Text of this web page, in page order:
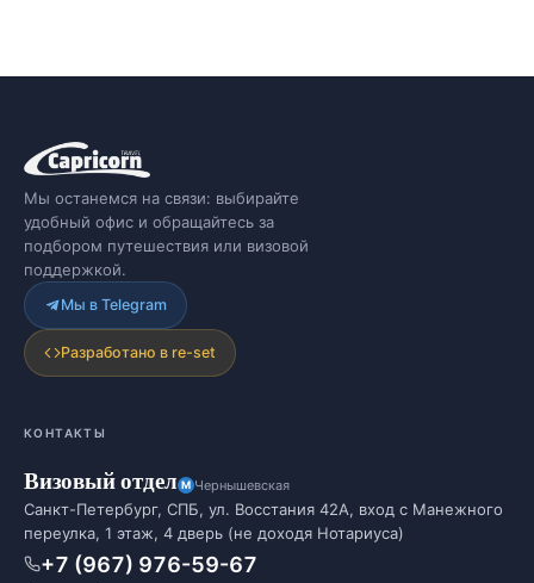
Мы останемся на связи: выбирайте
удобный офис и обращайтесь за
подбором путешествия или визовой
поддержкой.
Мы в Telegram
Разработано в re-set
КОНТАКТЫ
Визовый отдел Чернышевская
Санкт-Петербург, СПБ, ул. Восстания 42А, вход с Манежного
переулка, 1 этаж, 4 дверь (не доходя Нотариуса)
+7 (967) 976-59-67